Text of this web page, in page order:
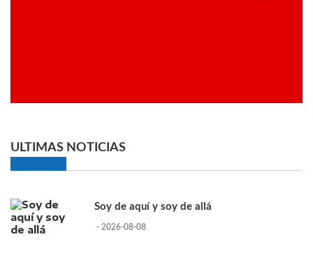
ULTIMAS NOTICIAS
Soy de aquí y soy de allá
- 2026-08-08